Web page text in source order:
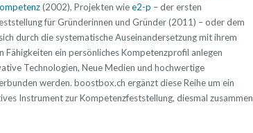
(2002), Projekten wiee2-p – der ersten
für Gründerinnen und Gründer (2011) – oder dem
durch die systematische Auseinandersetzung mit ihrem
Fähigkeiten ein persönliches Kompetenzprofil anlegen
Technologien, Neue Medien und hochwertige
werden. boostbox.ch ergänzt diese Reihe um ein
Instrument zur Kompetenzfeststellung, diesmal zusammen